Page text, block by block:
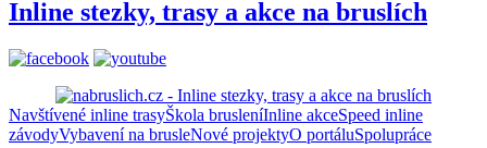
Inline stezky, trasy a akce na bruslích
Navštívené inline trasyŠkola brusleníInline akceSpeed inline
závodyVybavení na brusleNové projektyO portáluSpolupráce